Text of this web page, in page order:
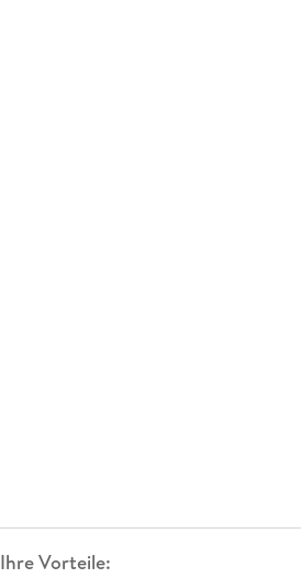
Ihre Vorteile: